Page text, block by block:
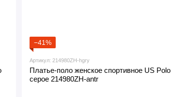
−41%
Артикул: 214980ZH-hgry
Платье-поло женское спортивное US Polo
серое 214980ZH-antr